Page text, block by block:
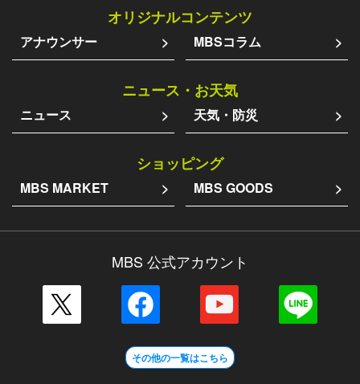
オリジナルコンテンツ
アナウンサー MBSコラム
ニュース・お天気
ニュース 天気・防災
ショッピング
MBS MARKET MBS GOODS
MBS 公式アカウント
その他の一覧はこちら